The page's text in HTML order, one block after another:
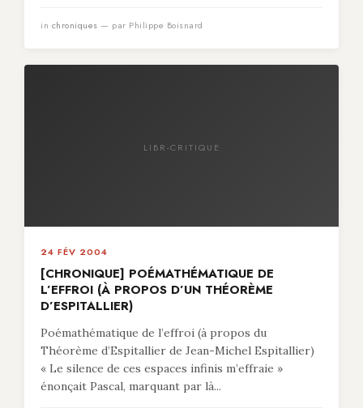
in chroniques — par Philippe Boisnard
LIBR-CRITIQUE
24 FÉV 2004
[CHRONIQUE] POÉMATHÉMATIQUE DE
L’EFFROI (À PROPOS D’UN THÉORÈME
D’ESPITALLIER)
Poémathématique de l’effroi (à propos du
Théorème d’Espitallier de Jean-Michel Espitallier)
« Le silence de ces espaces infinis m’effraie »
énonçait Pascal, marquant par là...